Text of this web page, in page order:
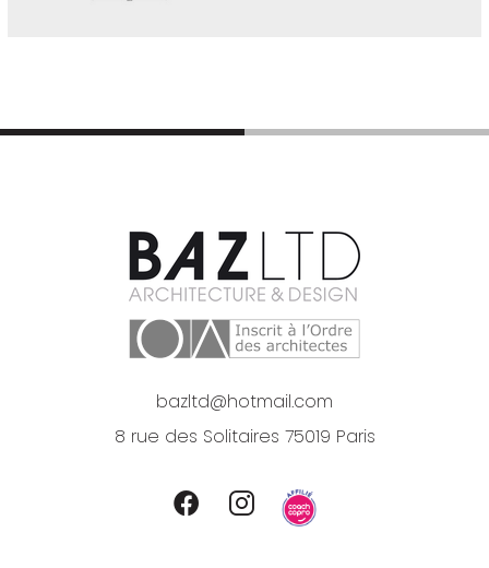
bazltd@hotmail.com
8 rue des Solitaires 75019 Paris